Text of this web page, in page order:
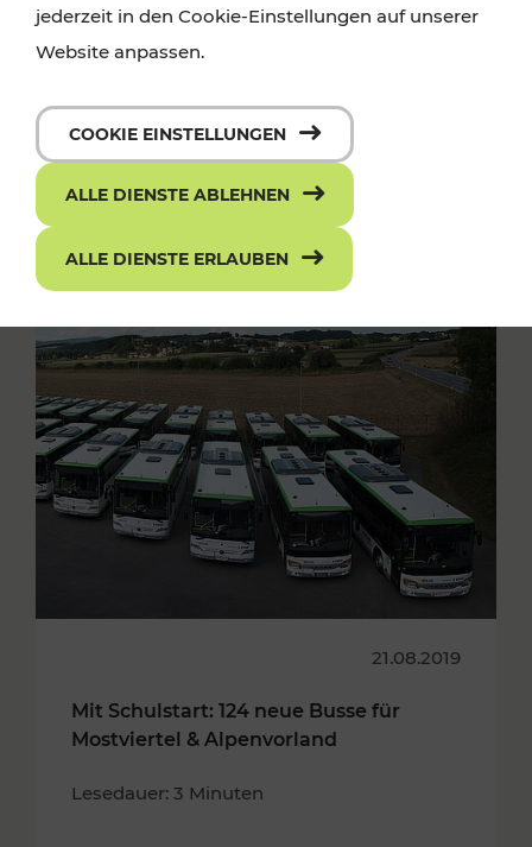
21.08.2019
Mit Schulstart: 124 neue Busse für
Mostviertel & Alpenvorland
Lesedauer: 3 Minuten
jederzeit in den Cookie-Einstellungen auf unserer
Website anpassen.
COOKIE EINSTELLUNGEN
ALLE DIENSTE ABLEHNEN
ALLE DIENSTE ERLAUBEN